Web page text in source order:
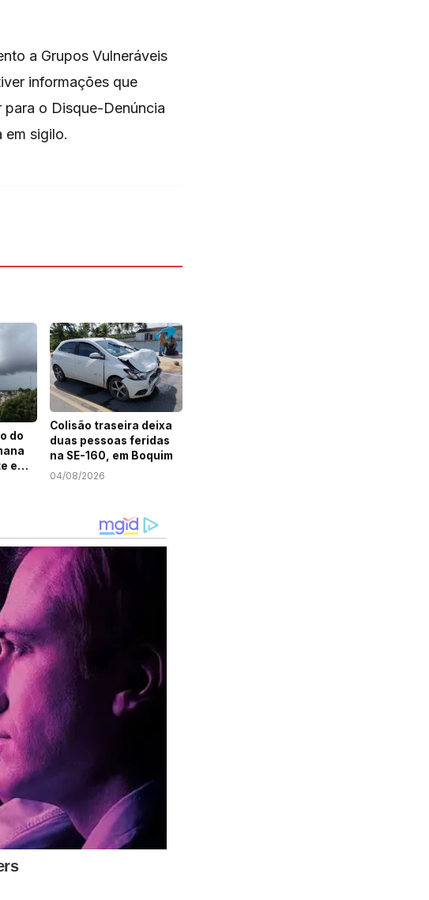
a Grupos Vulneráveis
informações que
o Disque-Denúncia
em sigilo.
do
e
Colisão traseira deixa
duas pessoas feridas
na SE-160, em Boquim
04/08/2026